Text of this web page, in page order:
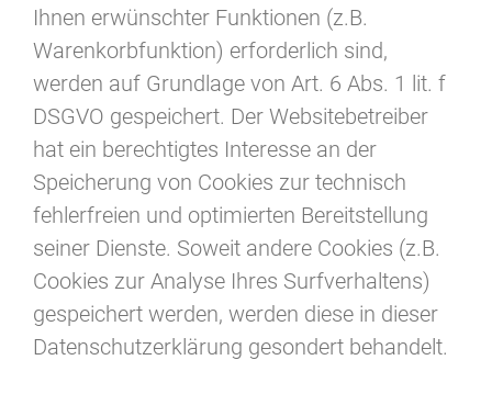
Ihnen erwünschter Funktionen (z.B.
Warenkorbfunktion) erforderlich sind,
werden auf Grundlage von Art. 6 Abs. 1 lit. f
DSGVO gespeichert. Der Websitebetreiber
hat ein berechtigtes Interesse an der
Speicherung von Cookies zur technisch
fehlerfreien und optimierten Bereitstellung
seiner Dienste. Soweit andere Cookies (z.B.
Cookies zur Analyse Ihres Surfverhaltens)
gespeichert werden, werden diese in dieser
Datenschutzerklärung gesondert behandelt.